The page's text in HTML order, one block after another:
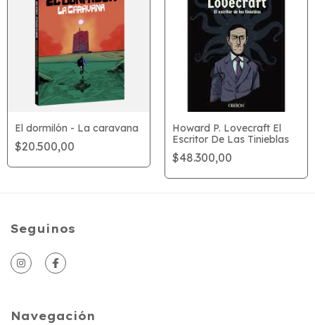
El dormilón - La caravana
$20.500,00
Howard P. Lovecraft El
Escritor De Las Tinieblas
$48.300,00
Seguinos
Navegación